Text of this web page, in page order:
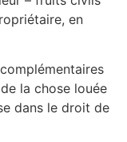
en
la chose louée
dans le droit de